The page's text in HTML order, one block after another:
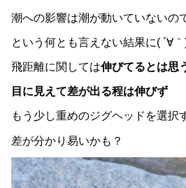
潮への影響は潮が動いていないの
という何とも言えない結果に( ´∀
飛距離に関しては伸びてるとは思
目に見えて差が出る程は伸びず
もう少し重めのジグヘッドを選択
差が分かり易いかも？